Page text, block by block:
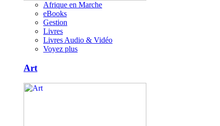
Afrique en Marche
eBooks
Gestion
Livres
Livres Audio & Vidéo
Voyez plus
Art